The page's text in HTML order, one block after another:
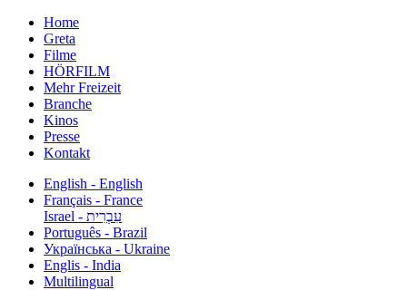
Home
Greta
Filme
HÖRFILM
Mehr Freizeit
Branche
Kinos
Presse
Kontakt
English - English
Français - France
עִבְרִית - Israel
Português - Brazil
Українська - Ukraine
Englis - India
Multilingual